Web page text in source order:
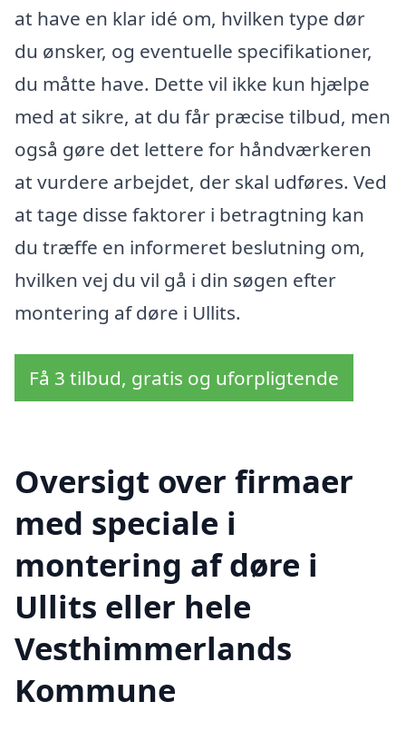
at have en klar idé om, hvilken type dør
du ønsker, og eventuelle specifikationer,
du måtte have. Dette vil ikke kun hjælpe
med at sikre, at du får præcise tilbud, men
også gøre det lettere for håndværkeren
at vurdere arbejdet, der skal udføres. Ved
at tage disse faktorer i betragtning kan
du træffe en informeret beslutning om,
hvilken vej du vil gå i din søgen efter
montering af døre i Ullits.
Få 3 tilbud, gratis og uforpligtende
Oversigt over firmaer
med speciale i
montering af døre i
Ullits eller hele
Vesthimmerlands
Kommune